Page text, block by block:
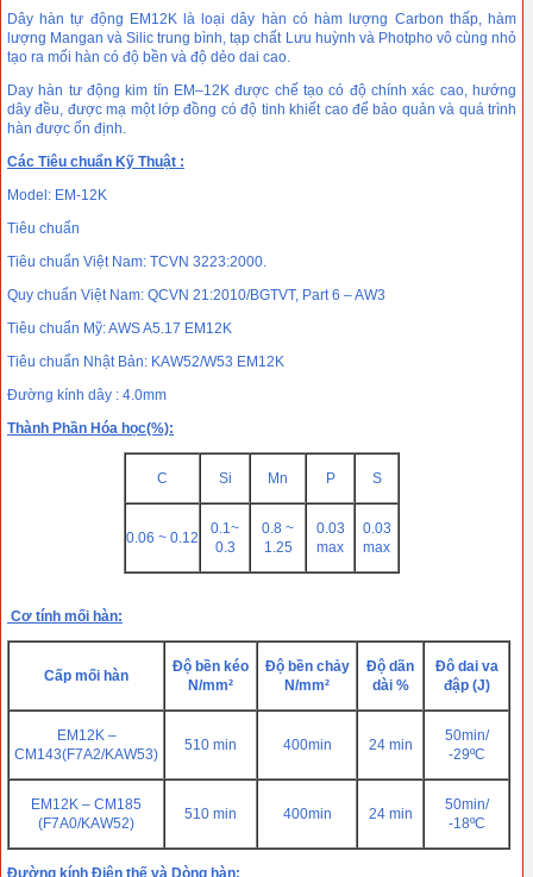
Dây hàn tự động EM12K là loại dây hàn có hàm lượng Carbon thấp, hàm
lượng Mangan và Silic trung bình, tạp chất Lưu huỳnh và Photpho vô cùng nhỏ
tạo ra mối hàn có độ bền và độ dẻo dai cao.
Day hàn tư động kim tín EM–12K được chế tạo có độ chính xác cao, hướng
dây đều, được mạ một lớp đồng có độ tinh khiết cao để bảo quản và quá trình
hàn được ổn định.
Các Tiêu chuẩn Kỹ Thuật :
Model: EM-12K
Tiêu chuẩn
Tiêu chuẩn Việt Nam: TCVN 3223:2000.
Quy chuẩn Việt Nam: QCVN 21:2010/BGTVT, Part 6 – AW3
Tiêu chuẩn Mỹ: AWS A5.17 EM12K
Tiêu chuẩn Nhật Bản: KAW52/W53 EM12K
Đường kính dây : 4.0mm
Thành Phần Hóa học(%):
C Si Mn P S
0.06 ~ 0.12
0.1~
0.3
0.8 ~
1.25
0.03
max
0.03
max
Cơ tính mối hàn:
Cấp mối hàn
Độ bền kéo
N/mm²
Độ bền chảy
N/mm²
Độ dãn
dài %
Đô dai va
đập (J)
EM12K –
CM143(F7A2/KAW53)
510 min 400min 24 min
50min/
-29ºC
EM12K – CM185
(F7A0/KAW52)
510 min 400min 24 min
50min/
-18ºC
Đường kính Điện thế và Dòng hàn: